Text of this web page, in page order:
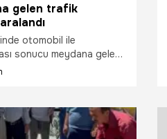
gelen trafik
otomobil ile
sonucu meydana gelen
ağır şekilde yaralandı.